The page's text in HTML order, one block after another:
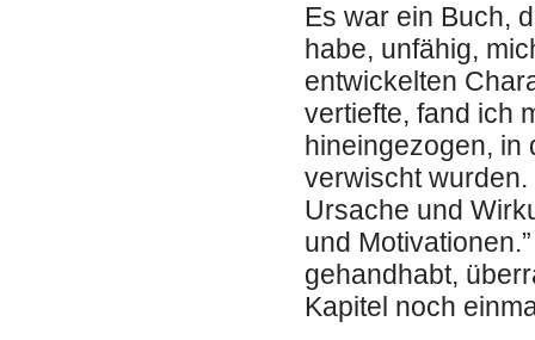
Es war ein Buch,
habe, unfähig,
entwickelten
vertiefte, fand ich
hineingezogen, in
verwischt wurden.
Ursache und
und
gehandhabt,
Kapitel noch